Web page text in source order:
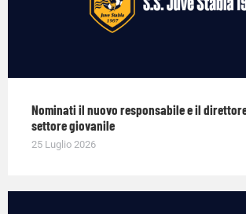
Nominati il nuovo responsabile e il
settore giovanile
25 Luglio 2026